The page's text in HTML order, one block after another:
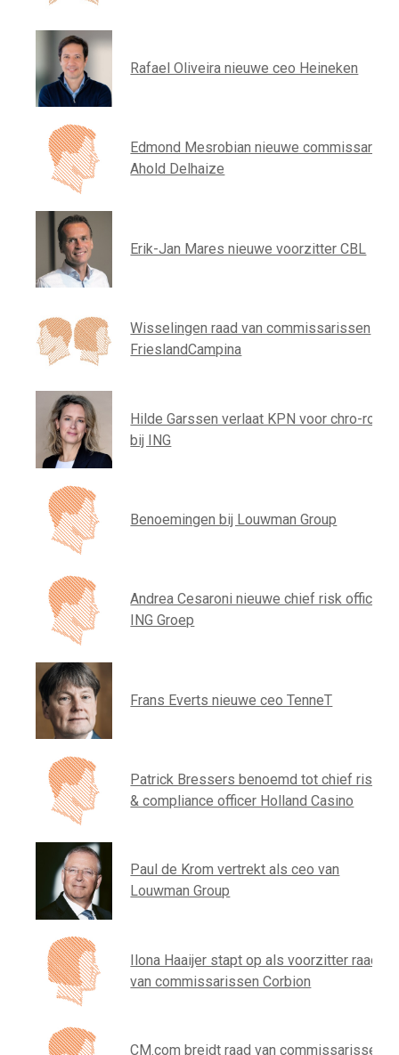
Rafael Oliveira nieuwe ceo Heineken
Edmond Mesrobian nieuwe commissaris
Ahold Delhaize
Erik-Jan Mares nieuwe voorzitter CBL
Wisselingen raad van commissarissen
FrieslandCampina
Hilde Garssen verlaat KPN voor chro-rol
bij ING
Benoemingen bij Louwman Group
Andrea Cesaroni nieuwe chief risk officer
ING Groep
Frans Everts nieuwe ceo TenneT
Patrick Bressers benoemd tot chief risk
& compliance officer Holland Casino
Paul de Krom vertrekt als ceo van
Louwman Group
Ilona Haaijer stapt op als voorzitter raad
van commissarissen Corbion
CM.com breidt raad van commissarissen